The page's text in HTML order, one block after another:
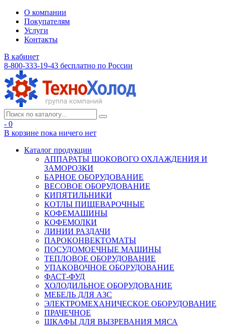
О компании
Покупателям
Услуги
Контакты
В кабинет
8-800-333-19-43 бесплатно по России
- 0
В корзине пока ничего нет
Каталог продукции
АППАРАТЫ ШОКОВОГО ОХЛАЖДЕНИЯ И
ЗАМОРОЗКИ
БАРНОЕ ОБОРУДОВАНИЕ
ВЕСОВОЕ ОБОРУДОВАНИЕ
КИПЯТИЛЬНИКИ
КОТЛЫ ПИЩЕВАРОЧНЫЕ
КОФЕМАШИНЫ
КОФЕМОЛКИ
ЛИНИИ РАЗДАЧИ
ПАРОКОНВЕКТОМАТЫ
ПОСУДОМОЕЧНЫЕ МАШИНЫ
ТЕПЛОВОЕ ОБОРУДОВАНИЕ
УПАКОВОЧНОЕ ОБОРУДОВАНИЕ
ФАСТ-ФУД
ХОЛОДИЛЬНОЕ ОБОРУДОВАНИЕ
МЕБЕЛЬ ДЛЯ АЗС
ЭЛЕКТРОМЕХАНИЧЕСКОЕ ОБОРУДОВАНИЕ
ПРАЧЕЧНОЕ
ШКАФЫ ДЛЯ ВЫЗРЕВАНИЯ МЯСА